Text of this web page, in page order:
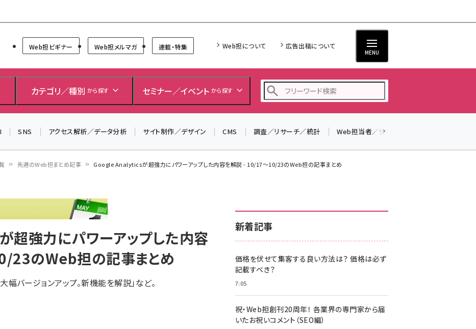
当者Forum
Web担ビギナー Web担メルマガ 連載・特集 Web担について 広告出稿について
MENU
カテゴリ／種別 から探す セミナー／イベント から探す
ai (2799)
z世代 (1617)
meo (1274)
SNS アクセス解析／データ分析 サイト制作／デザイン CMS 調査／リサーチ／統計 Web担当者／仕事
先週のWeb担まとめ記事 Google Analyticsが超強力にパワーアップした内容を解説 - 10/17～10/23のWeb担の記事まとめ
強力にパワーアップした内容
23のWeb担の記事まとめ
バージョンアップ。新機能を解説」など。
新着記事
価格を伏せて集客する良い方法は？ 価格は必ず
記載すべき？
7:05
祝・Web担創刊20周年！ 各業界の専門家から届
いたお祝いコメント（SEO編）